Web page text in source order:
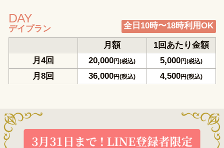
DAY
デイプラン 全日10時〜18時利用OK
月額
1回あたり金額
月4回
20,000円(税込) 5,000円(税込)
月8回 36,000円(税込) 4,500円(税込)